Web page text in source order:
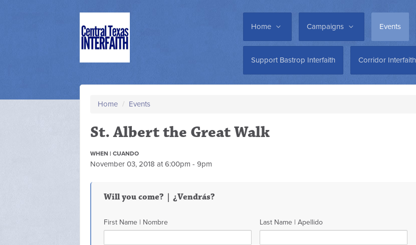
Home Campaigns Events
Support Bastrop Interfaith Corridor Interfaith
Home / Events
St. Albert the Great Walk
WHEN | CUANDO
November 03, 2018 at 6:00pm - 9pm
Will you come? | ¿Vendrás?
First Name | Nombre Last Name | Apellido